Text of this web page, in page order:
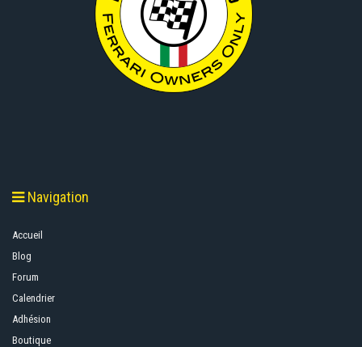
Navigation
Accueil
Blog
Forum
Calendrier
Adhésion
Boutique